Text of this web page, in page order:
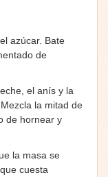
azúcar. Bate
de
el anís y la
la mitad de
de hornear y
la masa se
cuesta